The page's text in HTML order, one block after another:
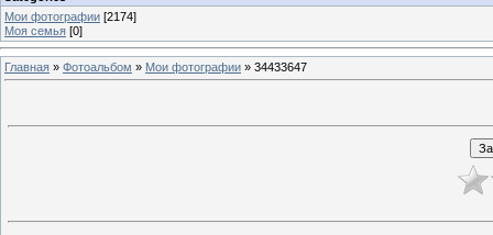
Мои фотографии [2174]
Моя семья [0]
Главная » Фотоальбом » Мои фотографии » 34433647